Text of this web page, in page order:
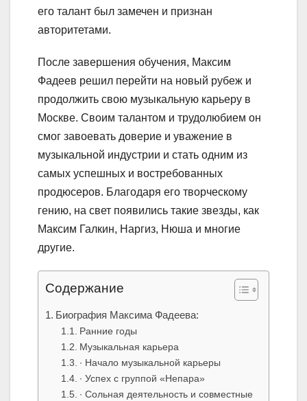
его талант был замечен и признан
авторитетами.
После завершения обучения, Максим
Фадеев решил перейти на новый рубеж и
продолжить свою музыкальную карьеру в
Москве. Своим талантом и трудолюбием он
смог завоевать доверие и уважение в
музыкальной индустрии и стать одним из
самых успешных и востребованных
продюсеров. Благодаря его творческому
гению, на свет появились такие звезды, как
Максим Галкин, Наргиз, Нюша и многие
другие.
Содержание
Биография Максима Фадеева:
Ранние годы
Музыкальная карьера
∙ Начало музыкальной карьеры
∙ Успех с группой «Непара»
∙ Сольная деятельность и совместные